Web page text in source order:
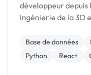
développeur
Ingénierie de la 3D
Direction des
Chronopost en tant
Base de données
Python
React